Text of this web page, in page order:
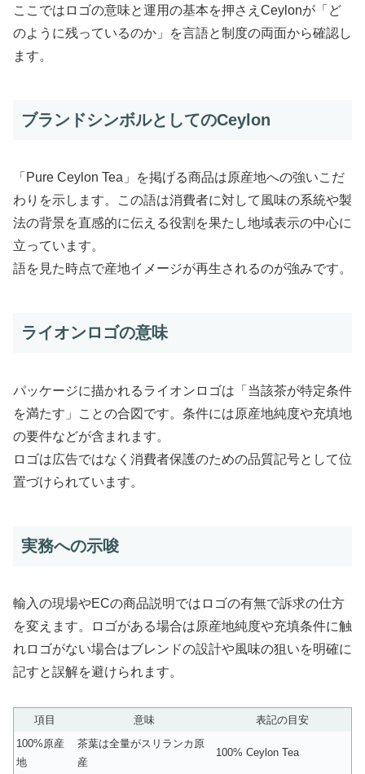
ここではロゴの意味と運用の基本を押さえCeylonが「ど
のように残っているのか」を言語と制度の両面から確認し
ます。
ブランドシンボルとしてのCeylon
「Pure Ceylon Tea」を掲げる商品は原産地への強いこだ
わりを示します。この語は消費者に対して風味の系統や製
法の背景を直感的に伝える役割を果たし地域表示の中心に
立っています。
語を見た時点で産地イメージが再生されるのが強みです。
ライオンロゴの意味
パッケージに描かれるライオンロゴは「当該茶が特定条件
を満たす」ことの合図です。条件には原産地純度や充填地
の要件などが含まれます。
ロゴは広告ではなく消費者保護のための品質記号として位
置づけられています。
実務への示唆
輸入の現場やECの商品説明ではロゴの有無で訴求の仕方
を変えます。ロゴがある場合は原産地純度や充填条件に触
れロゴがない場合はブレンドの設計や風味の狙いを明確に
記すと誤解を避けられます。
項目 意味
表記の目安
100%原産
地
茶葉は全量がスリランカ原
産
100% Ceylon Tea